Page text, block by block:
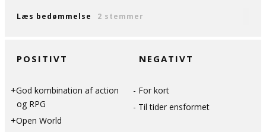
Læs bedømmelse 2 stemmer
POSITIVT
God kombination af action
og RPG
Open World
NEGATIVT
For kort
Til tider ensformet